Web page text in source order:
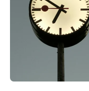
Bebé IA
Filtro AI